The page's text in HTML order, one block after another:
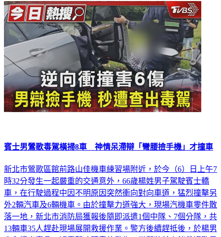
賓士男鶯歌毒駕橫掃8車 神情呆滯辯「彎腰撿手機」才撞車
新北市鶯歌區館前路山佳機車練習場附近，於今（6）日上午7
時32分發生一起嚴重的交通意外，66歲楊姓男子駕駛賓士轎
車，在行駛過程中因不明原因突然衝向對向車道，猛烈撞擊另
外2輛汽車及6輛機車。由於撞擊力道強大，現場汽機車零件散
落一地，新北市消防局獲報後隨即派遣1個中隊、7個分隊，共
13輛車35人趕赴現場展開救援作業。警方後續趕抵後，於楊男